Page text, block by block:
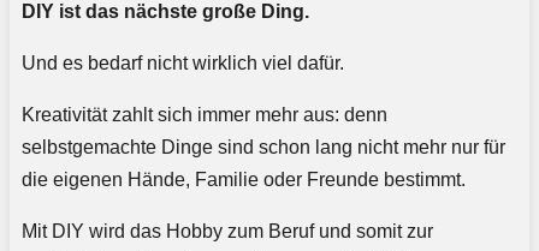
DIY ist das nächste große Ding.
Und es bedarf nicht wirklich viel dafür.
Kreativität zahlt sich immer mehr aus: denn
selbstgemachte Dinge sind schon lang nicht mehr nur für
die eigenen Hände, Familie oder Freunde bestimmt.
Mit DIY wird das Hobby zum Beruf und somit zur